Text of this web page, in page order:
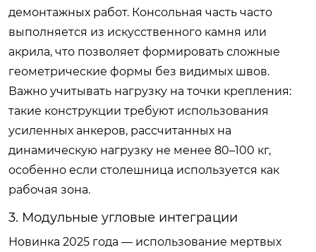
демонтажных работ. Консольная часть часто
выполняется из искусственного камня или
акрила, что позволяет формировать сложные
геометрические формы без видимых швов.
Важно учитывать нагрузку на точки крепления:
такие конструкции требуют использования
усиленных анкеров, рассчитанных на
динамическую нагрузку не менее 80–100 кг,
особенно если столешница используется как
рабочая зона.
3. Модульные угловые интеграции
Новинка 2025 года — использование мертвых